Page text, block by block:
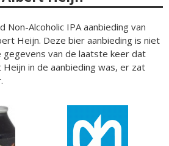
Non-Alcoholic IPA aanbieding van
Heijn. Deze bier aanbieding is niet
gegevens van de laatste keer dat
in de aanbieding was, er zat